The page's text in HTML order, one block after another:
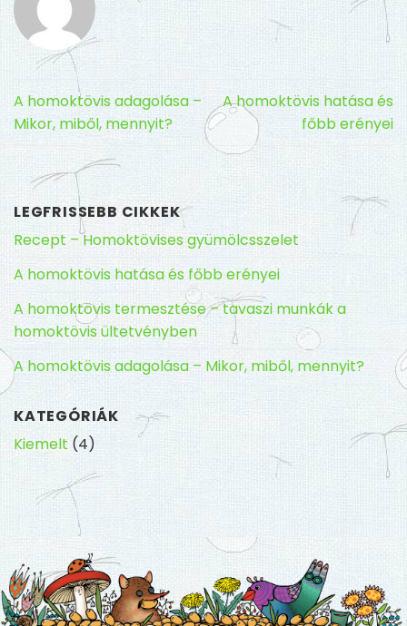
LEGFRISSEBB CIKKEK
Recept – Homoktövises gyümölcsszelet
A homoktövis hatása és főbb erényei
A homoktövis termesztése – tavaszi munkák a
homoktövis ültetvényben
A homoktövis adagolása – Mikor, miből, mennyit?
KATEGÓRIÁK
Kiemelt (4)
A homoktövis adagolása –
Mikor, miből, mennyit?
A homoktövis hatása és
főbb erényei